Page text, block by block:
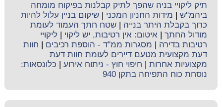
תיק ליקויי בניה שהפך לתיק קבלנות בפיקוח מומחה
ביהמ"ש
מידות החניון המכני |שיקום בניין עלול להיות
כרוך בקבלת היתר בנייה |שטח חתך העמוד לעומת
מודול החתך |איטום: אין רטיבות, יש ליקוי
ליקויי
רטיבות בדירה
מסגרות ממ"ד - הוספת רכיבים
חוות
דעת מקצועית מטעם דיירים לעומת חוות דעת
מקצועיות אחרות
חיפוי חוץ - ניתוח אירוע
כלונסאות:
נוסחת כוח התפיחה בתקן 940